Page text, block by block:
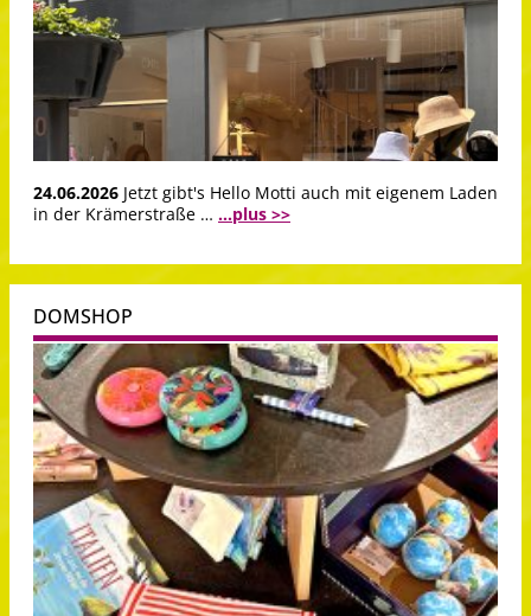
24.06.2026 Jetzt gibt's Hello Motti auch mit eigenem Laden
in der Krämerstraße … ...plus >>
DOMSHOP